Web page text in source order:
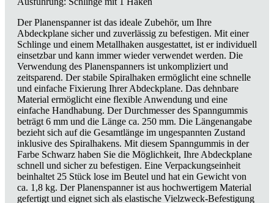
Der Planenspanner ist das ideale Zubehör, um Ihre
Abdeckplane sicher und zuverlässig zu befestigen. Mit einer
Schlinge und einem Metallhaken ausgestattet, ist er individuell
einsetzbar und kann immer wieder verwendet werden. Die
Verwendung des Planenspanners ist unkompliziert und
zeitsparend. Der stabile Spiralhaken ermöglicht eine schnelle
und einfache Fixierung Ihrer Abdeckplane. Das dehnbare
Material ermöglicht eine flexible Anwendung und eine
einfache Handhabung. Der Durchmesser des Spanngummis
beträgt 6 mm und die Länge ca. 250 mm. Die Längenangabe
bezieht sich auf die Gesamtlänge im ungespannten Zustand
inklusive des Spiralhakens. Mit diesem Spanngummis in der
Farbe Schwarz haben Sie die Möglichkeit, Ihre Abdeckplane
schnell und sicher zu befestigen. Eine Verpackungseinheit
beinhaltet 25 Stück lose im Beutel und hat ein Gewicht von
ca. 1,8 kg. Der Planenspanner ist aus hochwertigem Material
gefertigt und eignet sich als elastische Vielzweck-Befestigung